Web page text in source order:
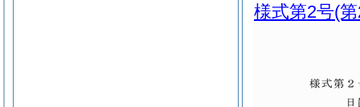
様式第2号(